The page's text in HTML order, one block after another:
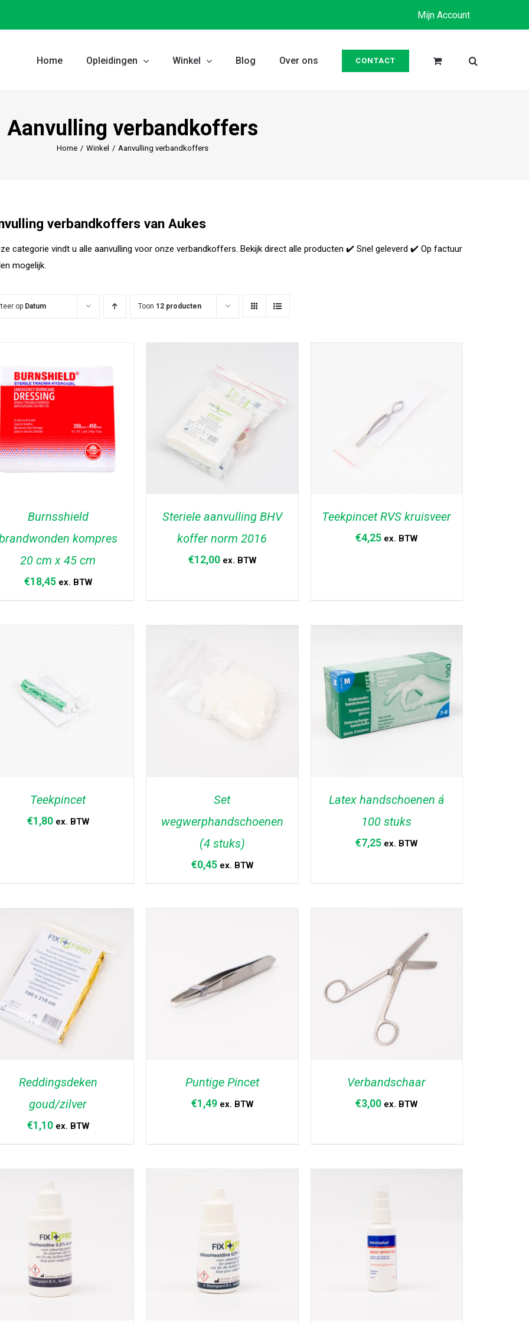
Mijn Account
Home Opleidingen Winkel Blog Over ons CONTACT
Aanvulling verbandkoffers
Home / Winkel / Aanvulling verbandkoffers
verbandkoffers van Aukes
categorie vindt u alle aanvulling voor onze verbandkoffers. Bekijk direct alle producten ✔️ Snel geleverd ✔️ Op factuur
mogelijk.
op Datum Toon 12 producten
TOEVOEGEN AAN WINKELWAGEN
/
DETAILS
Burnsshield
kompres
20 cm x 45 cm
€18,45 ex. BTW
TOEVOEGEN AAN WINKELWAGEN
Steriele aanvulling BHV
koffer norm 2016
€12,00 ex. BTW
Teekpincet RVS kruisveer
€4,25 ex. BTW
Teekpincet
€1,80 ex. BTW
TOEVOEGEN AAN WINKELWAGEN
DETAILS
Set
wegwerphandschoenen
(4 stuks)
€0,45 ex. BTW
TOEVOEGEN AAN WINKELWAGEN
Latex handschoenen á
100 stuks
€7,25 ex. BTW
TOEVOEGEN AAN WINKELWAGEN
Reddingsdeken
goud/zilver
€1,10 ex. BTW
Puntige Pincet
€1,49 ex. BTW
Verbandschaar
€3,00 ex. BTW